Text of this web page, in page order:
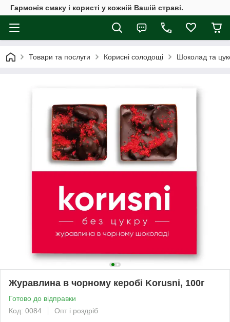
Гармонія смаку і користі у кожній Вашій страві.
Товари та послуги Корисні солодощі Шоколад та
Журавлина в чорному керобі Korusni, 100г
Готово до відправки
Код: 0084
Опт і роздріб